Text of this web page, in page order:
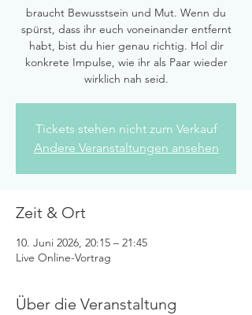
braucht Bewusstsein und Mut. Wenn du
spürst, dass ihr euch voneinander entfernt
habt, bist du hier genau richtig. Hol dir
konkrete Impulse, wie ihr als Paar wieder
wirklich nah seid.
Tickets stehen nicht zum Verkauf
Andere Veranstaltungen ansehen
Zeit & Ort
10. Juni 2026, 20:15 – 21:45
Live Online-Vortrag
Über die Veranstaltung